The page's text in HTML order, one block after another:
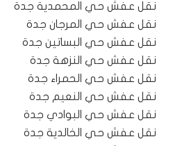
نقل عفش حي المحمدية جدة
نقل عفش حي المرجان جدة
نقل عفش حي البساتين جدة
نقل عفش حي النزهة جدة
نقل عفش حي الحمراء جدة
نقل عفش حي النعيم جدة
نقل عفش حي البوادي جدة
نقل عفش حي الخالدية جدة